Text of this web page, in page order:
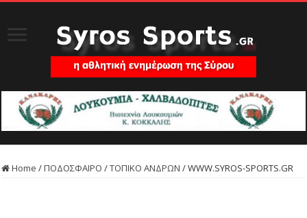
Home /ΠΟΔΟΣΦΑΙΡΟ /ΤΟΠΙΚΟ ΑΝΔΡΩΝ /WWW.SYROS-SPORTS.GR